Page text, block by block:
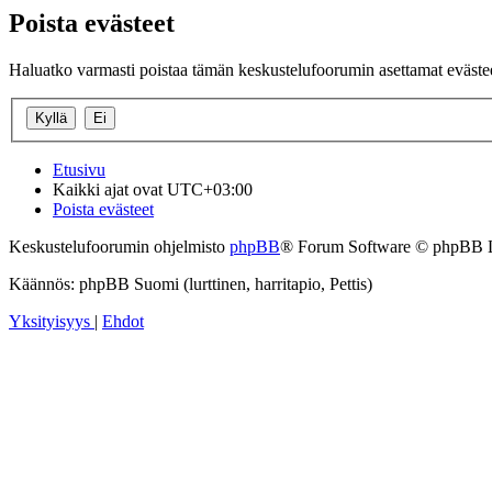
Poista evästeet
Haluatko varmasti poistaa tämän keskustelufoorumin asettamat
Etusivu
Kaikki ajat ovat UTC+03:00
Poista evästeet
Keskustelufoorumin ohjelmisto phpBB® Forum Software © phpBB
Käännös: phpBB Suomi (lurttinen, harritapio, Pettis)
Yksityisyys | Ehdot